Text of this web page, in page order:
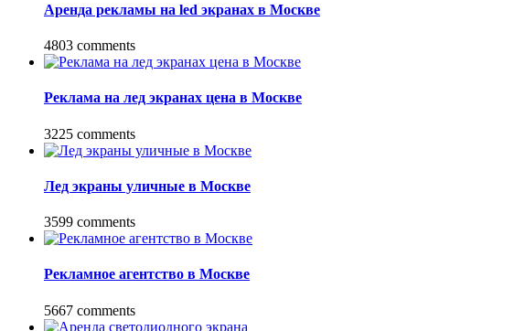
Аренда рекламы на led экранах в Москве
4803 comments
Реклама на лед экранах цена в Москве
3225 comments
Лед экраны уличные в Москве
3599 comments
Рекламное агентство в Москве
5667 comments